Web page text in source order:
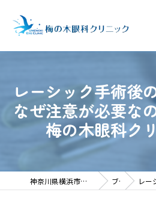
レーシック手術後
なぜ注意が必要
梅の木眼科ク
神奈川県横浜市の眼科なら梅の木眼科クリニック ブログ レーシック